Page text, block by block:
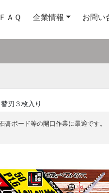
ＦＡＱ 企業情報 お問い
刃３枚入り
ボード等の開口作業に最適です。